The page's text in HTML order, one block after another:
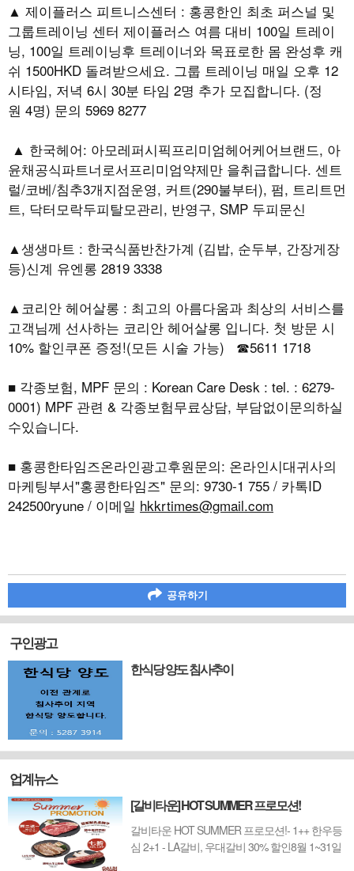
▲ 제이플러스 피트니스센터 : 홍콩한인 최초 퍼스널 및
그룹트레이닝 센터 제이플러스 여름 대비 100일 트레이
닝, 100일 트레이닝후 트레이너와 목표로한 몸 완성후 캐
쉬 1500HKD 돌려받으세요. 그룹 트레이닝 매일 오후 12
시타임, 저녁 6시 30분 타임 2명 추가 모집합니다. (정
원 4명) 문의 5969 8277
▲ 한국헤어: 아모레퍼시픽프리미엄헤어케어브랜드, 아
윤채공식파트너로서프리미엄약제만 을취급합니다. 센트
럴/코베/침추3개지점운영, 커트(290불부터), 펌, 트리트먼
트, 닥터모락두피탈모관리, 반영구, SMP 두피문신
▲생생마트 : 한국식품반찬가계 (김밥, 순두부, 간장게장
등)신계 유엔롱 2819 3338
▲코리안 헤어살롱 : 최고의 아름다움과 최상의 서비스를
고객님께 선사하는 코리안 헤어살롱 입니다. 첫 방문 시
10% 할인쿠폰 증정!(모든 시술 가능) ☎5611 1718
■ 각종보험, MPF 문의 : Korean Care Desk : tel. : 6279-
0001) MPF 관련 & 각종보험무료상담, 부담없이문의하실
수있습니다.
■ 홍콩한타임즈온라인광고후원문의: 온라인시대귀사의
마케팅부서"홍콩한타임즈" 문의: 9730-1 755 / 카톡ID
242500ryune / 이메일 hkkrtimes@gmail.com
공유하기
구인광고
한식당 양도 침사추이
업계뉴스
[갈비타운] HOT SUMMER 프로모션!
갈비타운 HOT SUMMER 프로모션!- 1++ 한우등
심 2+1 - LA갈비, 우대갈비 30% 할인8월 1~31일